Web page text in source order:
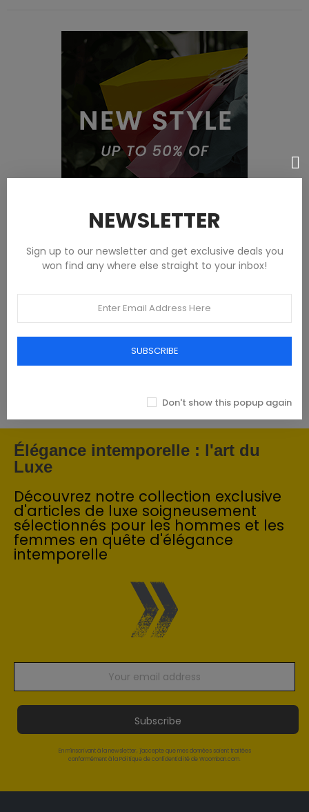
Tommy Hilfiger Chemises - Homme -
Blanches
€93.00
Élégance intemporelle : l'art du
Luxe
Découvrez notre collection exclusive
d'articles de luxe soigneusement
sélectionnés pour les hommes et les
femmes en quête d'élégance
intemporelle
Subscribe
En m'inscrivant à la newsletter, j'accepte que mes données soient traitées
conformément à la Politique de confidentialité de Woomban.com.
NEWSLETTER
Sign up to our newsletter and get exclusive deals you
won find any where else straight to your inbox!
SUBSCRIBE
Don't show this popup again